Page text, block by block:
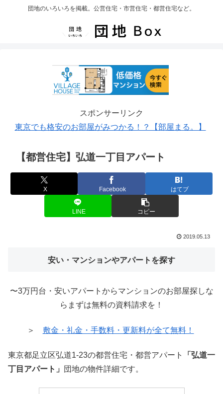
団地のいろいろを掲載。公営住宅・市営住宅・都営住宅など。
スポンサーリンク
東京でも格安のお部屋がみつかる！？【部屋まる。】
【都営住宅】弘道一丁目アパート
X Facebook はてブ
LINE コピー
2019.05.13
安い・マンションやアパートを探す
〜3万円台・安いアパートからマンションのお部屋探しな
らまずは無料の資料請求を！
＞ 敷金・礼金・手数料・更新料が全て無料！
東京都足立区弘道1-23の都営住宅・都営アパート
「弘道一
丁目アパート」
団地の物件詳細です。